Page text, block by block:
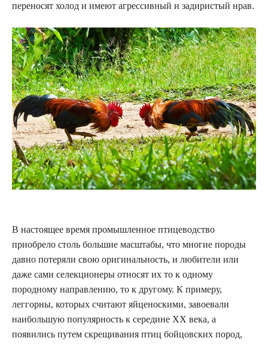
переносят холод и имеют агрессивный и задиристый нрав.
В настоящее время промышленное птицеводство
приобрело столь большие масштабы, что многие породы
давно потеряли свою оригинальность, и любители или
даже сами селекционеры относят их то к одному
породному направлению, то к другому. К примеру,
леггорны, которых считают яйценоскими, завоевали
наибольшую популярность к середине XX века, а
появились путем скрещивания птиц бойцовских пород,